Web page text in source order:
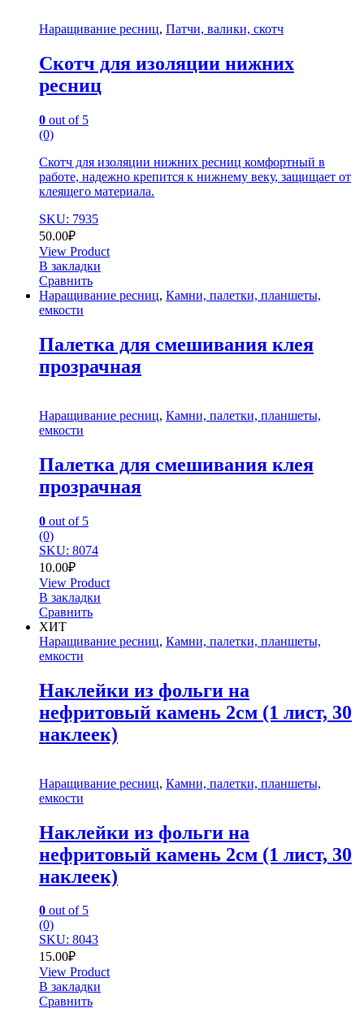
Наращивание ресниц, Патчи, валики, скотч
Скотч для изоляции нижних
ресниц
0 out of 5
(0)
Скотч для изоляции нижних ресниц комфортный в
работе, надежно крепится к нижнему веку, защищает от
клеящего материала.
SKU: 7935
50.00₽
View Product
В закладки
Сравнить
Наращивание ресниц, Камни, палетки, планшеты,
емкости
Палетка для смешивания клея
прозрачная
Наращивание ресниц, Камни, палетки, планшеты,
емкости
Палетка для смешивания клея
прозрачная
0 out of 5
(0)
SKU: 8074
10.00₽
View Product
В закладки
Сравнить
ХИТ
Наращивание ресниц, Камни, палетки, планшеты,
емкости
Наклейки из фольги на
нефритовый камень 2см (1 лист, 30
наклеек)
Наращивание ресниц, Камни, палетки, планшеты,
емкости
Наклейки из фольги на
нефритовый камень 2см (1 лист, 30
наклеек)
0 out of 5
(0)
SKU: 8043
15.00₽
View Product
В закладки
Сравнить